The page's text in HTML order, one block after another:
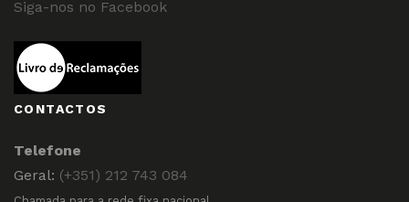
Siga-nos no Facebook
CONTACTOS
Telefone
Geral: (+351) 212 743 084